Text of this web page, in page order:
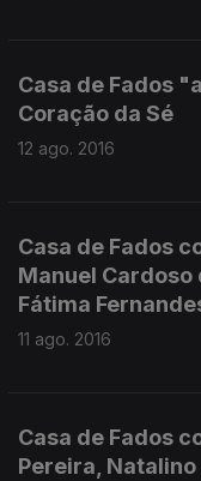
Casa de Fados
Coração da Sé
12 ago. 2016
Casa de Fados
Manuel Cardoso
Fátima
11 ago. 2016
Casa de Fados
Pereira,